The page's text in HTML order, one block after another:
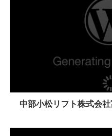
中部小松リフト株式会